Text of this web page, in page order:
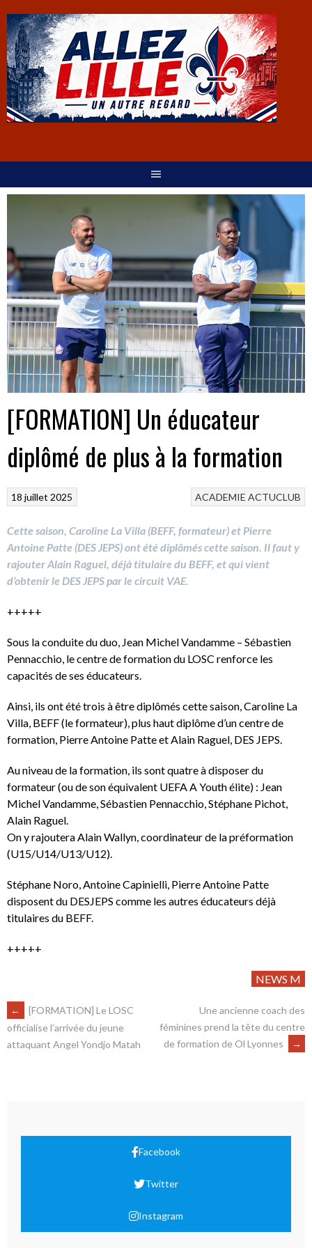
[FORMATION] Un éducateur
diplômé de plus à la formation
ACADEMIE ACTUCLUB
18 juillet 2025
Cette saison, Caroline La Villa (BEFF, formateur) et Pierre
Antoine Patte (DES JEPS) ont été diplômés cette saison. Il faut y
rajouter Alain Raguel, déjà titulaire du BEFF, et qui vient
d’obtenir le DES JEPS par le circuit VAE.
+++++
Sous la conduite du duo, Jean Michel Vandamme – Sébastien
Pennacchio, le centre de formation du LOSC renforce les
capacités de ses éducateurs.
Ainsi, ils ont été trois à être diplômés cette saison, Caroline La
Villa, BEFF (le formateur), plus haut diplôme d’un centre de
formation, Pierre Antoine Patte et Alain Raguel, DES JEPS.
Au niveau de la formation, ils sont quatre à disposer du
formateur (ou de son équivalent UEFA A Youth élite) : Jean
Michel Vandamme, Sébastien Pennacchio, Stéphane Pichot,
Alain Raguel.
On y rajoutera Alain Wallyn, coordinateur de la préformation
(U15/U14/U13/U12).
Stéphane Noro, Antoine Capinielli, Pierre Antoine Patte
disposent du DESJEPS comme les autres éducateurs déjà
titulaires du BEFF.
+++++
NEWS M
←
[FORMATION] Le LOSC
officialise l’arrivée du jeune
attaquant Angel Yondjo Matah
Une ancienne coach des
féminines prend la tête du centre
de formation de Ol Lyonnes
→
Facebook
Twitter
Instagram